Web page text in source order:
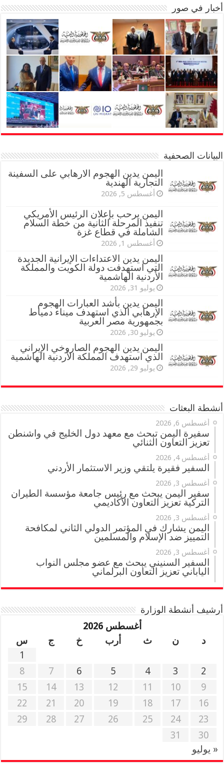
أخبار في صور
البيانات الصحفية
اليمن يدين الهجوم الارهابي على السفينة
التجارية الهندية
أغسطس 5, 2026
اليمن يرحب بإعلان الرئيس الأمريكي
تنفيذ المرحلة الثانية من خطة السلام
الشاملة في قطاع غزة
أغسطس 1, 2026
اليمن يدين الاعتداءات الإيرانية الجديدة
التي استهدفت دولة الكويت والمملكة
الأردنية الهاشمية
يوليو 31, 2026
اليمن يدين بأشد العبارات الهجوم
الإرهابي الذي استهدف ميناء دمياط
بجمهورية مصر العربية
يوليو 30, 2026
اليمن يدين الهجوم الصاروخي الإيراني
الذي استهدف المملكة الأردنية الهاشمية
يوليو 29, 2026
أنشطة البعثات
أغسطس 6, 2026
سفيرة اليمن تبحث مع معهد دول الخليج في واشنطن
تعزيز التعاون الثنائي
أغسطس 4, 2026
السفير فقيرة يلتقي وزير الاستثمار الأردني
أغسطس 3, 2026
سفير اليمن يبحث مع رئيس جامعة مؤسسة الطيران
التركية تعزيز التعاون الأكاديمي
أغسطس 3, 2026
اليمن يشارك في المؤتمر الدولي الثاني لمكافحة
التمييز ضد الإسلام والمسلمين
أغسطس 3, 2026
السفير السنيني يبحث مع عضو مجلس النواب
الياباني تعزيز التعاون البرلماني
أرشيف أنشطة الوزارة
أغسطس 2026
د
ن ث أرب خ ج
س
1
2
3
4
5
6
7
8
9
10
11
12
13
14
15
16
17
18
19
20
21
22
23
24
25
26
27
28
29
30
31
« يوليو